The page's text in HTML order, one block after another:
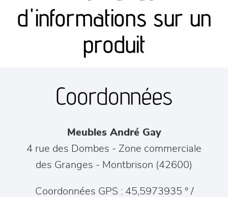
séjours
meubles de complément
chambres et dressing
décoration
d'informations sur un
produit
Coordonnées
Meubles André Gay
4 rue des Dombes - Zone commerciale
des Granges - Montbrison (42600)
Coordonnées GPS : 45,5973935 ° /